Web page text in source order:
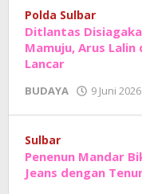
Polda Sulbar
Ditlantas
Mamuju, Arus Lalin
Lancar
BUDAYA 9 Juni 2026
Sulbar
Penenun Mandar
Jeans dengan